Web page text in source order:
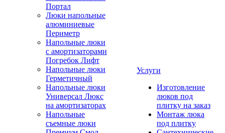
Портал
Люки напольные
алюминиевые
Периметр
Напольные люки
с амортизаторами
Погребок Лифт
Напольные люки
Герметичный
Напольные люки
Универсал Люкс
на амортизаторах
Напольные
съемные люки
Услуги
Изготовление
люков под
плитку на заказ
Монтаж люка
под плитку